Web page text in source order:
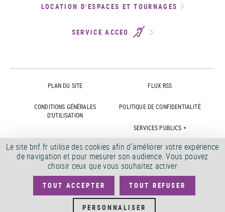
LOCATION D’ESPACES ET TOURNAGES
SERVICE ACCEO
PLAN DU SITE FLUX RSS
CONDITIONS GÉNÉRALES
D'UTILISATION
POLITIQUE DE CONFIDENTIALITÉ
SERVICES PUBLICS +
ACCESSIBILITÉ
ACCESSIBILITÉ BNF.FR : NON
CONFORME
MARCHÉS PUBLICS OFFRES D'EMPLOI
DÉMATÉRIALISATION FACTURES CRÉDITS
Le site bnf.fr utilise des cookies afin d'améliorer votre expérience
de navigation et pour mesurer son audience. Vous pouvez
choisir ceux que vous souhaitez activer
TOUT ACCEPTER TOUT REFUSER
PERSONNALISER